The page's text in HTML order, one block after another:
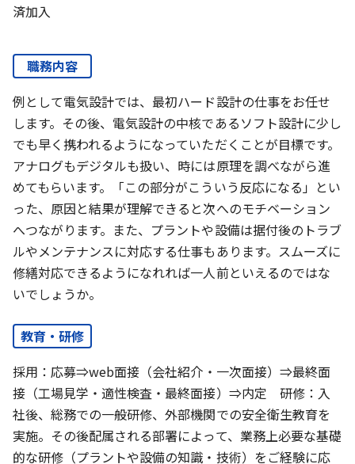
済加入
職務内容
例として電気設計では、最初ハード設計の仕事をお任せ
します。その後、電気設計の中核であるソフト設計に少し
でも早く携われるようになっていただくことが目標です。
アナログもデジタルも扱い、時には原理を調べながら進
めてもらいます。「この部分がこういう反応になる」とい
った、原因と結果が理解できると次へのモチベーション
へつながります。また、プラントや設備は据付後のトラブ
ルやメンテナンスに対応する仕事もあります。スムーズに
修繕対応できるようになれれば一人前といえるのではな
いでしょうか。
教育・研修
採用：応募⇒web面接（会社紹介・一次面接）⇒最終面
接（工場見学・適性検査・最終面接）⇒内定 研修：入
社後、総務での一般研修、外部機関での安全衛生教育を
実施。その後配属される部署によって、業務上必要な基礎
的な研修（プラントや設備の知識・技術）をご経験に応